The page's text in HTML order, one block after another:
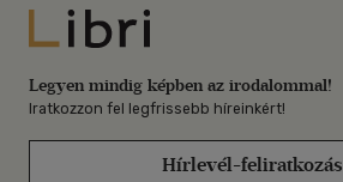
Libri
Legyen mindig képben az irodalommal!
Iratkozzon fel legfrissebb híreinkért!
Hírlevél-feliratkozás